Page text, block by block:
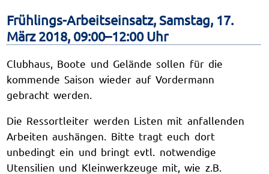
Frühlings-Arbeitseinsatz, Samstag, 17.
März 2018, 09:00–12:00 Uhr
Clubhaus, Boote und Gelände sollen für die
kommende Saison wieder auf Vordermann
gebracht werden.
Die Ressortleiter werden Listen mit anfallenden
Arbeiten aushängen. Bitte tragt euch dort
unbedingt ein und bringt evtl. notwendige
Utensilien und Kleinwerkzeuge mit, wie z.B.